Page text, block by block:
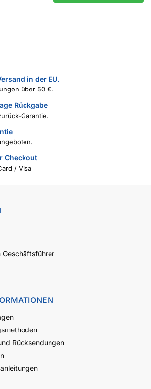
in der EU.
über 50 €.
Rückgabe
Garantie.
Checkout
/ Visa
Geschäftsführer
Rücksendungen